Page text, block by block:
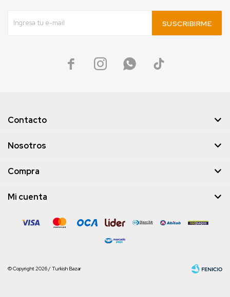
SUSCRIBIRME
   
Contacto
Nosotros
Compra
Mi cuenta
© Copyright 2026 / Turkish Bazar